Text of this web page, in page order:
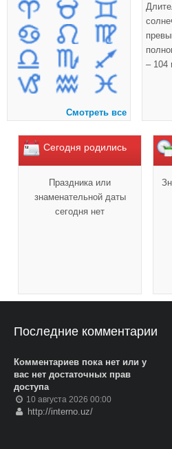
Смотреть все
– 104
Сегодня родились
Праздника или
знаменательной даты
сегодня нет
Последние комментарии
Комментариев пока нет или у
вас нет достаточных прав
доступа
10 августа 2026 00:00
http://interno.uz/